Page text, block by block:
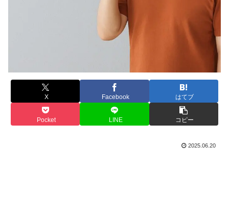
X Facebook はてブ
Pocket LINE コピー
2025.06.20